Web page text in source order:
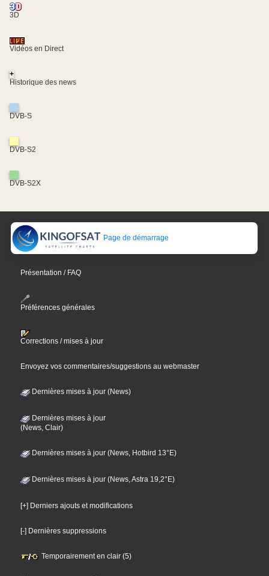
3D
Vidéos en Direct
+
Historique des news
DVB-S
DVB-S2
DVB-S2X
Page de démarrage
Présentation / FAQ
Préférences générales
Corrections / mises à jour
Envoyez vos commentaires/suggestions au webmaster
Dernières mises à jour (News)
Dernières mises à jour
(News, Clair)
Dernières mises à jour (News, Hotbird 13°E)
Dernières mises à jour (News, Astra 19,2°E)
[+] Derniers ajouts et modifications
[-] Dernières suppressions
Temporairement en clair (5)